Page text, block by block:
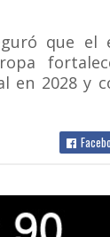
que el
en 2028 y